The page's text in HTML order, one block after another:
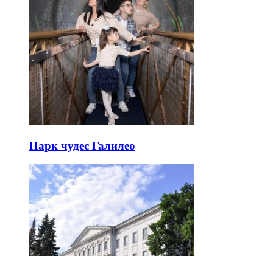
Парк чудес Галилео